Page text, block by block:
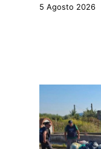
5 Agosto 2026